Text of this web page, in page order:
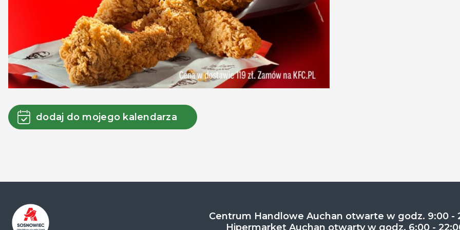
dodaj do mojego kalendarza
Centrum Handlowe Auchan otwarte w godz. 9:00 -
Hipermarket Auchan otwarty w godz. 6:00 -